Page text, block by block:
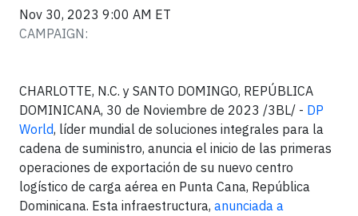
Nov 30, 2023 9:00 AM ET
CAMPAIGN:
CHARLOTTE, N.C. y SANTO DOMINGO, REPÚBLICA
DOMINICANA, 30 de Noviembre de 2023 /3BL/ - DP
World, líder mundial de soluciones integrales para la
cadena de suministro, anuncia el inicio de las primeras
operaciones de exportación de su nuevo centro
logístico de carga aérea en Punta Cana, República
Dominicana. Esta infraestructura, anunciada a